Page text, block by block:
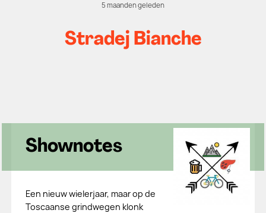
5 maanden geleden
Stradej Bianche
Shownotes
Een nieuw wielerjaar, maar op de
Toscaanse grindwegen klonk